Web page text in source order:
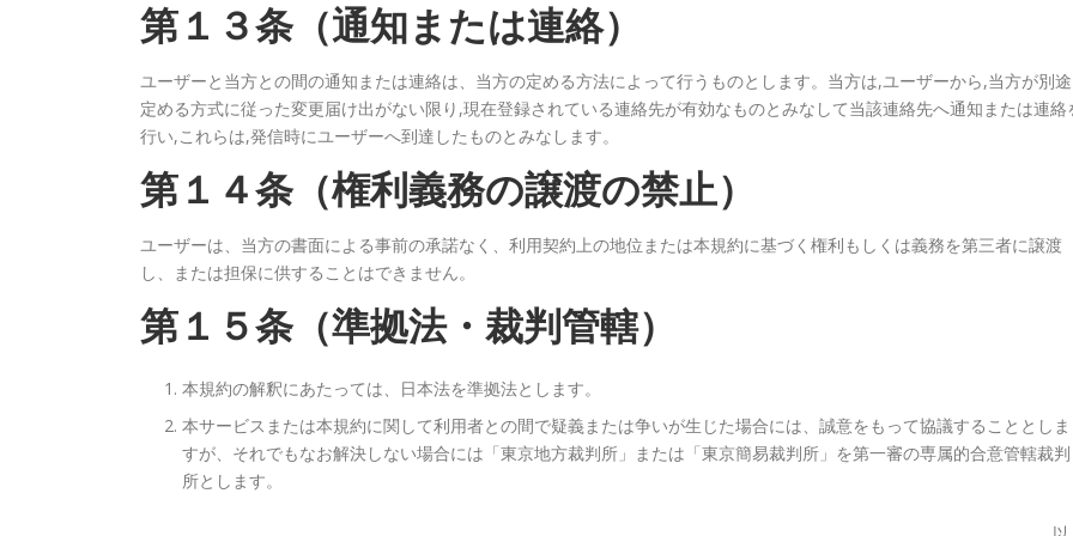
第１３条（通知または連絡）
ユーザーと当方との間の通知または連絡は、当方の定める方法によって行うものとします。当方は,ユーザーから,当方が別途
定める方式に従った変更届け出がない限り,現在登録されている連絡先が有効なものとみなして当該連絡先へ通知または連絡
行い,これらは,発信時にユーザーへ到達したものとみなします。
第１４条（権利義務の譲渡の禁止）
ユーザーは、当方の書面による事前の承諾なく、利用契約上の地位または本規約に基づく権利もしくは義務を第三者に譲渡
し、または担保に供することはできません。
第１５条（準拠法・裁判管轄）
本規約の解釈にあたっては、日本法を準拠法とします。
本サービスまたは本規約に関して利用者との間で疑義または争いが生じた場合には、誠意をもって協議することとしま
すが、それでもなお解決しない場合には「東京地方裁判所」または「東京簡易裁判所」を第一審の専属的合意管轄裁判
所とします。